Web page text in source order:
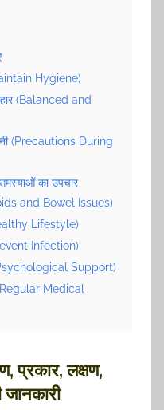
Hygiene)
(Balanced and
(Precautions During
का उपचार
and Bowel Issues)
Lifestyle)
Infection)
(Psychological Support)
(Regular Medical
प्रकार, लक्षण,